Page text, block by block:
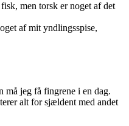
men torsk er noget af det
af mit yndlingsspise,
jeg få fingrene i en dag.
alt for sjældent med andet